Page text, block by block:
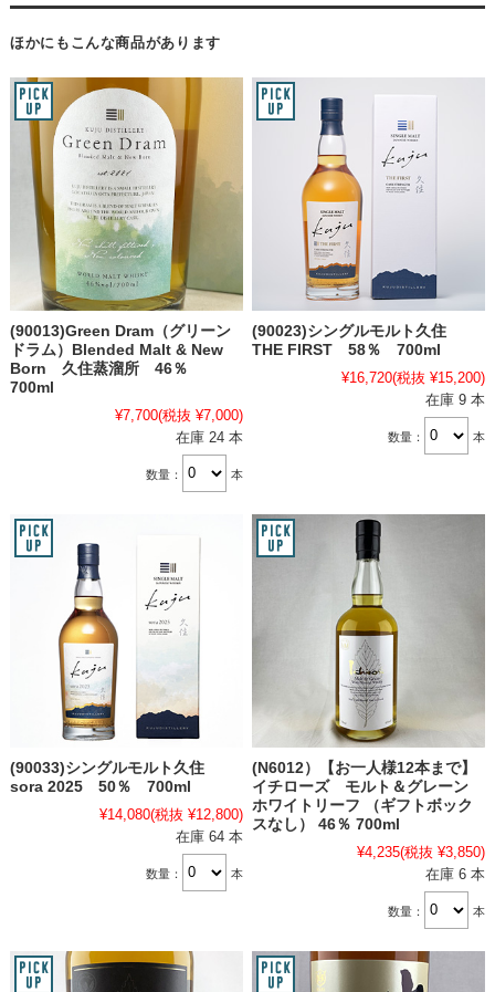
ほかにもこんな商品があります
(90013)Green Dram（グリーン
ドラム）Blended Malt & New
Born 久住蒸溜所 46％
700ml
¥7,700(税抜 ¥7,000)
在庫 24 本
数量： 本
(90023)シングルモルト久住
THE FIRST 58％ 700ml
¥16,720(税抜 ¥15,200)
在庫 9 本
数量： 本
(90033)シングルモルト久住
sora 2025 50％ 700ml
¥14,080(税抜 ¥12,800)
在庫 64 本
数量： 本
(N6012）【お一人様12本まで】
イチローズ モルト＆グレーン
ホワイトリーフ （ギフトボック
スなし） 46％ 700ml
¥4,235(税抜 ¥3,850)
在庫 6 本
数量： 本